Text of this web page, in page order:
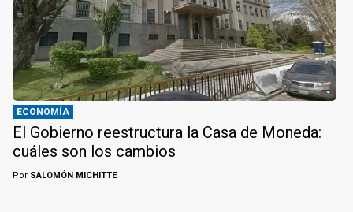
ECONOMÍA
El Gobierno reestructura la Casa de Moneda:
cuáles son los cambios
Por SALOMÓN MICHITTE